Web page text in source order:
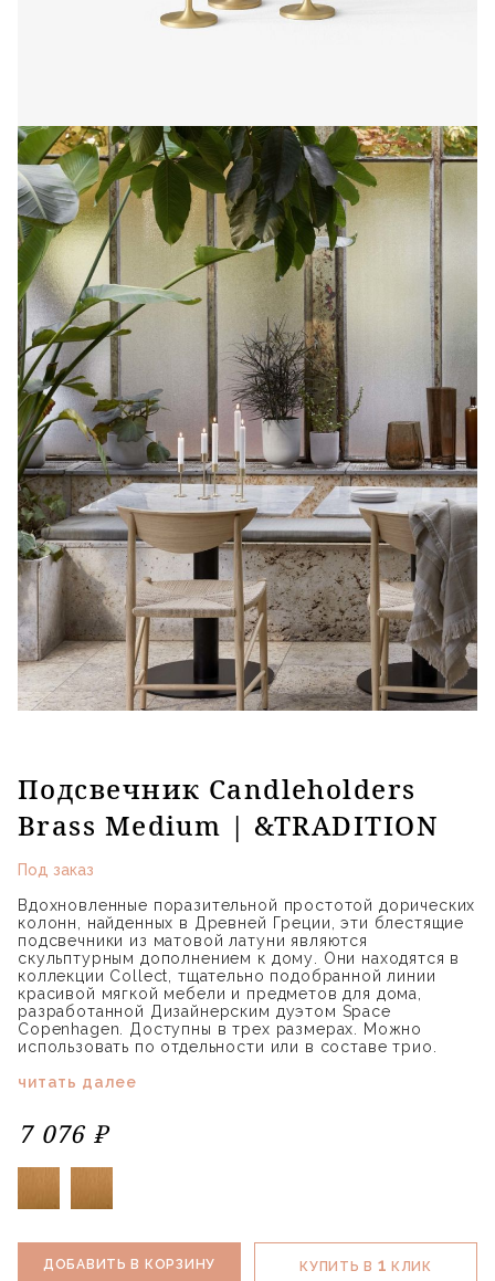
Подсвечник Candleholders
Brass Medium | &TRADITION
Под заказ
Вдохновленные поразительной простотой дорических
колонн, найденных в Древней Греции, эти блестящие
подсвечники из матовой латуни являются
скульптурным дополнением к дому. Они находятся в
коллекции Collect, тщательно подобранной линии
красивой мягкой мебели и предметов для дома,
разработанной Дизайнерским дуэтом Space
Copenhagen. Доступны в трех размерах. Можно
использовать по отдельности или в составе трио.
читать далее
7 076 ₽
ДОБАВИТЬ В КОРЗИНУ КУПИТЬ В 1 КЛИК